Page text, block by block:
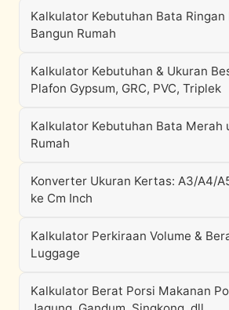
Kalkulator Kebutuhan Bata
Bangun Rumah
Kalkulator Kebutuhan & Ukuran
Plafon Gypsum, GRC, PVC, Triplek
Kalkulator Kebutuhan Bata Merah
Rumah
Konverter Ukuran Kertas: A3/A4/
ke Cm Inch
Kalkulator Perkiraan Volume &
Luggage
Kalkulator Berat Porsi Makanan